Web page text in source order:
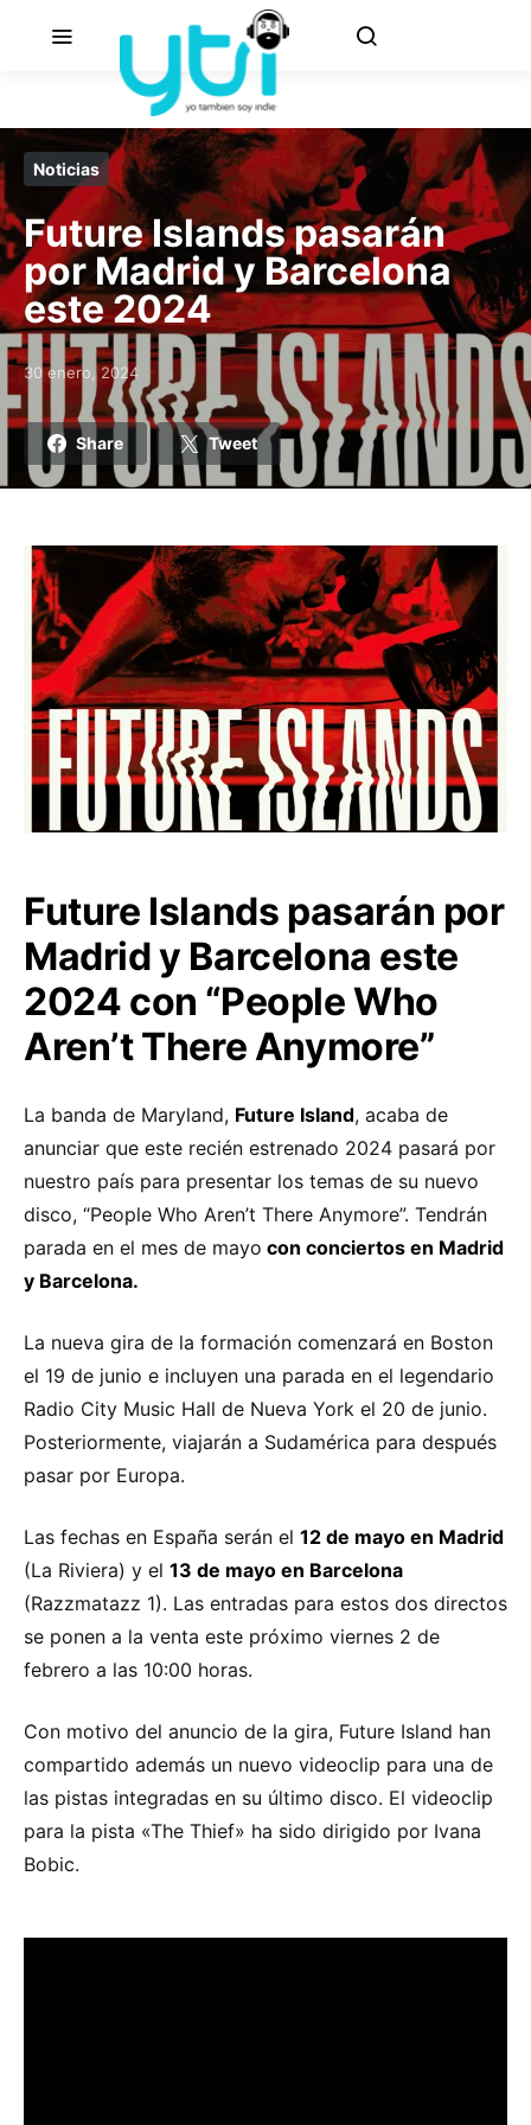
Noticias
Future Islands pasarán
por Madrid y Barcelona
este 2024
Posted on
30 enero, 2024
Share Tweet
Future Islands pasarán por
Madrid y Barcelona este
2024 con “People Who
Aren’t There Anymore”
La banda de Maryland, Future Island, acaba de
anunciar que este recién estrenado 2024 pasará por
nuestro país para presentar los temas de su nuevo
disco, “People Who Aren’t There Anymore”. Tendrán
parada en el mes de mayo con conciertos en Madrid
y Barcelona.
La nueva gira de la formación comenzará en Boston
el 19 de junio e incluyen una parada en el legendario
Radio City Music Hall de Nueva York el 20 de junio.
Posteriormente, viajarán a Sudamérica para después
pasar por Europa.
Las fechas en España serán el 12 de mayo en Madrid
(La Riviera) y el 13 de mayo en Barcelona
(Razzmatazz 1). Las entradas para estos dos directos
se ponen a la venta este próximo viernes 2 de
febrero a las 10:00 horas.
Con motivo del anuncio de la gira, Future Island han
compartido además un nuevo videoclip para una de
las pistas integradas en su último disco. El videoclip
para la pista «The Thief» ha sido dirigido por Ivana
Bobic.